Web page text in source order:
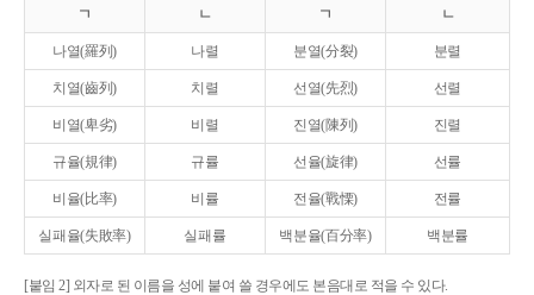
ㄱ ㄴ ㄱ ㄴ
나열(羅列) 나렬 분열(分裂) 분렬
치열(齒列) 치렬 선열(先烈) 선렬
비열(卑劣) 비렬 진열(陳列) 진렬
규율(規律) 규률 선율(旋律) 선률
비율(比率) 비률 전율(戰慄) 전률
실패율(失敗率) 실패률 백분율(百分率) 백분률
[붙임 2] 외자로 된 이름을 성에 붙여 쓸 경우에도 본음대로 적을 수 있다.